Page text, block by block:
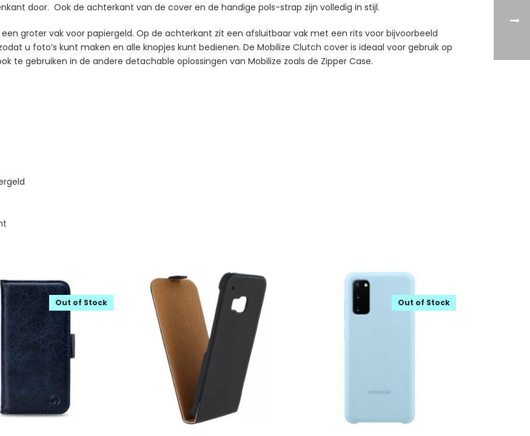
door. Ook de achterkant van de cover en de handige pols-strap zijn volledig in stijl.
groter vak voor papiergeld. Op de achterkant zit een afsluitbaar vak met een rits voor bijvoorbeeld
u foto’s kunt maken en alle knopjes kunt bedienen. De Mobilize Clutch cover is ideaal voor gebruik op
te gebruiken in de andere detachable oplossingen van Mobilize zoals de Zipper Case.
Out of Stock Out of Stock